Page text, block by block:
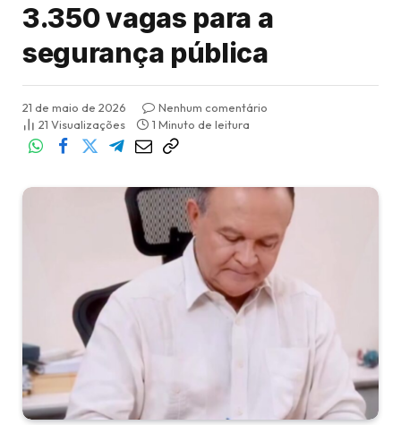
3.350 vagas para a
segurança pública
21 de maio de 2026
Nenhum comentário
21 Visualizações 1 Minuto de leitura